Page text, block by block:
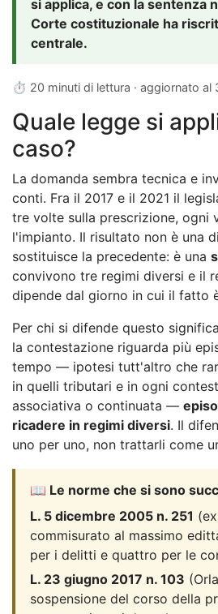
si applica, e con la sentenza
Corte costituzionale ha
centrale.
⏱ 20 minuti di lettura · aggiornato al
Quale legge si
caso?
La domanda sembra tecnica e
conti. Fra il 2017 e il 2021 il
tre volte sulla prescrizione, ogni
l'impianto. Il risultato non è una
sostituisce la precedente: è una
convivono tre regimi diversi e il
dipende dal giorno in cui il fatto
Per chi si difende questo
la contestazione riguarda più
tempo — ipotesi tutt'altro che
in quelli tributari e in ogni
associativa o continuata —
ricadere in regimi diversi. Il
uno per uno, non trattarli come
📖 Le norme che si sono
L. 5 dicembre 2005 n. 251
commisurato al massimo
per i delitti e quattro per le
L. 23 giugno 2017 n. 103
sospensione del corso della